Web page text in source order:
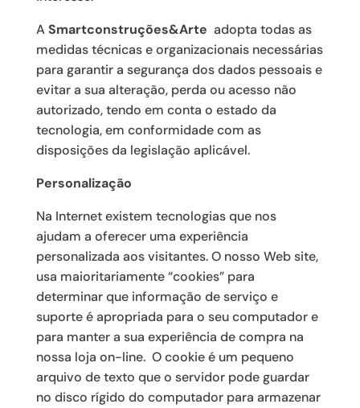
ASmartconstruções&Arte adopta todas as
medidas técnicas e organizacionais necessárias
para garantir a segurança dos dados pessoais e
evitar a sua alteração, perda ou acesso não
autorizado, tendo em conta o estado da
tecnologia, em conformidade com as
disposições da legislação aplicável.
Personalização
Na Internet existem tecnologias que nos
ajudam a oferecer uma experiência
personalizada aos visitantes. O nosso Web site,
usa maioritariamente “cookies” para
determinar que informação de serviço e
suporte é apropriada para o seu computador e
para manter a sua experiência de compra na
nossa loja on-line. O cookie é um pequeno
arquivo de texto que o servidor pode guardar
no disco rígido do computador para armazenar